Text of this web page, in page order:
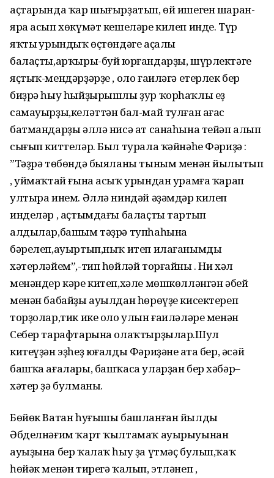
аҫтарында ҡар шығырҙатып, өй ишеген шаран-
яра асып хөкүмәт кешеләре килеп инде. Түр
яҡтың урындыҡ өҫтөндәге аҫалы
балаҫты,арҡыры-буй юрғандарҙы, шүрлектәге
яҫтыҡ-мендәрҙәрҙе , оло ғаиләгә етерлек бер
биҙрә һыу һыйҙырышлы ҙур ҡорһаҡлы еҙ
самауырҙы,келәттән бал-май тулған ағас
батмандарҙы әллә нисә ат санаһына тейәп алып
сығып киттеләр. Был турала ҡәйнәһе Фәриҙә :
”Тәҙрә төбөндә быяланы тыным менән йылытып
, уймаҡтай ғына асыҡ урындан урамға ҡарап
ултыра инем. Әллә ниндәй әҙәмдәр килеп
инделәр , аҫтымдағы балаҫты тартып
алдылар,башым тәҙрә тупһаһына
бәрелеп,ауыртып,ныҡ итеп илағанымды
хәтерләйем”,-тип һөйләй торғайны . Ни хәл
менәндер кәре китеп,хәле мөшкөлләнгән әбей
менән бабайҙы ауылдан һөрөүҙе кисектереп
торҙолар,тик ике оло улын ғаиләләре менән
Себер тарафтарына олаҡтырҙылар.Шул
китеүҙән эҙһеҙ юғалды Фәриҙәнең ата бер, әсәй
башҡа ағалары, башҡаса уларҙан бер хәбәр–
хәтер ҙә булманы.
Бөйөк Ватан һуғышы башланған йылды
Әбделнәғим ҡарт ҡылтамаҡ ауырыуынан
ауыҙына бер ҡалаҡ һыу ҙа үтмәҫ булып,ҡаҡ
һөйәк менән тирегә ҡалып, этләнеп ,